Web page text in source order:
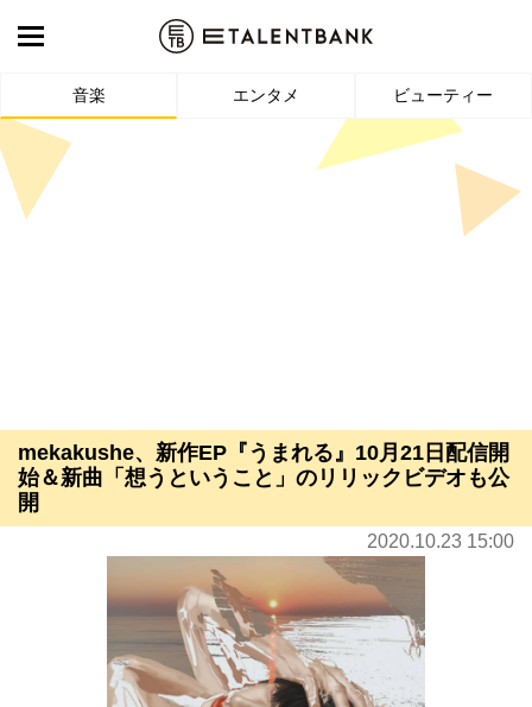
音楽 エンタメ ビューティー
mekakushe、新作EP『うまれる』10月21日配信開
始＆新曲「想うということ」のリリックビデオも公
開
2020.10.23 15:00